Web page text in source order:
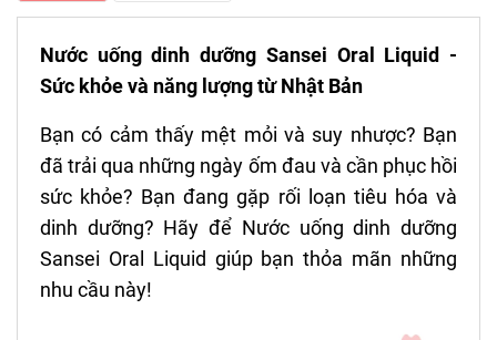
Nước uống dinh dưỡng Sansei Oral Liquid -
Sức khỏe và năng lượng từ Nhật Bản
Bạn có cảm thấy mệt mỏi và suy nhược? Bạn
đã trải qua những ngày ốm đau và cần phục hồi
sức khỏe? Bạn đang gặp rối loạn tiêu hóa và
dinh dưỡng? Hãy để Nước uống dinh dưỡng
Sansei Oral Liquid giúp bạn thỏa mãn những
nhu cầu này!